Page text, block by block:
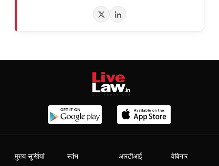
मुख्य सुर्खियां स्तंभ आरटीआई वेबिनार